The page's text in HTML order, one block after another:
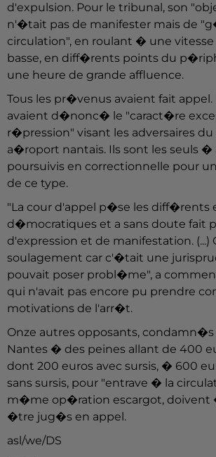
d'expulsion. Pour le tribunal, son
n'�tait pas de manifester mais de
circulation", en roulant � une
basse, en diff�rents points du
une heure de grande affluence.
Tous les pr�venus avaient fait appel.
avaient d�nonc� le "caract�re
r�pression" visant les adversaires
a�roport nantais. Ils sont les seuls
poursuivis en correctionnelle pour
de ce type.
"La cour d'appel p�se les diff�rents
d�mocratiques et a sans doute fait
d'expression et de manifestation. (...)
soulagement car c'�tait une
pouvait poser probl�me", a
qui n'avait pas encore pu prendre
motivations de l'arr�t.
Onze autres opposants,
Nantes � des peines allant de 400
dont 200 euros avec sursis, � 600
sans sursis, pour "entrave � la
m�me op�ration escargot, doivent
�tre jug�s en appel.
asl/we/DS